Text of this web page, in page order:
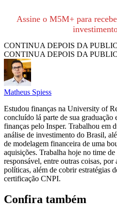
Assine o M5M+ para
CONTINUA DEPOIS DA
CONTINUA DEPOIS DA
Matheus Spiess
Estudou finanças na University of
concluído lá parte de sua graduação
finanças pelo Insper. Trabalhou em
análise de investimento do Brasil,
de modelagem financeira de uma
aquisições. Trabalha hoje no time
responsável, entre outras coisas, por
políticas, além de cobrir estratégias
certificação CNPI.
Confira também